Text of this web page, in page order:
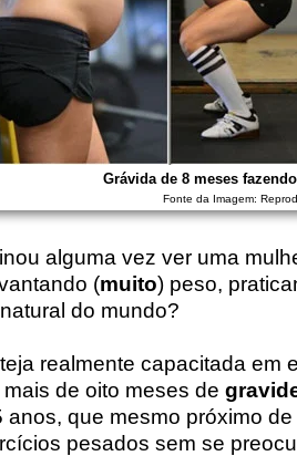
Grávida de 8 meses
Fonte da Imagem:
alguma vez ver uma
(muito) peso,
do mundo?
realmente capacitada em
de oito meses de
anos, que mesmo próximo
pesados sem se